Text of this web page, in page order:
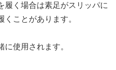
履く場合は素足がスリッパに
ことがあります。
使用されます。